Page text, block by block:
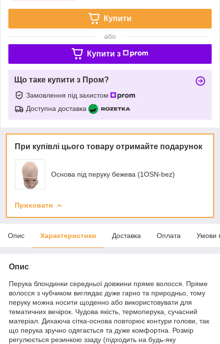
Купити
або
Купити з
Що таке купити з Пром?
Замовлення під захистом
Доступна доставка
При купівлі цього товару отримайте подарунок
Основа під перуку бежева (1OSN-bez)
Приховати
Опис Характеристики Доставка Оплата Умови
Опис
Перука блондинки середньої довжини пряме волосся. Пряме
волосся з чубчиком виглядає дуже гарно та природньо, тому
перуку можна носити щоденно або використовувати для
тематичних вечірок. Чудова якість, термоперука, сучасний
матеріал. Дихаюча сітка-основа повторює контури голови, так
що перука зручно одягається та дуже комфортна. Розмір
регулюється резинкою ззаду (підходить на будь-яку